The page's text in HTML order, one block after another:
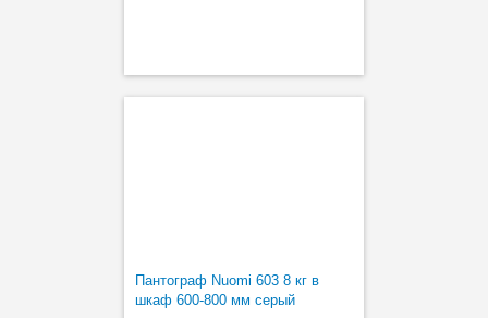
Пантограф Nuomi 603 8 кг в
шкаф 600-800 мм серый